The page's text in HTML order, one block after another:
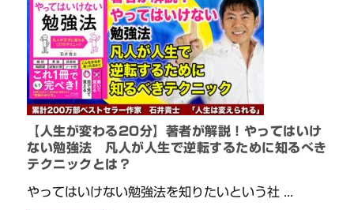
【人生が変わる20分】著者が解説！やってはいけ
ない勉強法 凡人が人生で逆転するために知るべき
テクニックとは？
やってはいけない勉強法を知りたいという社 ...